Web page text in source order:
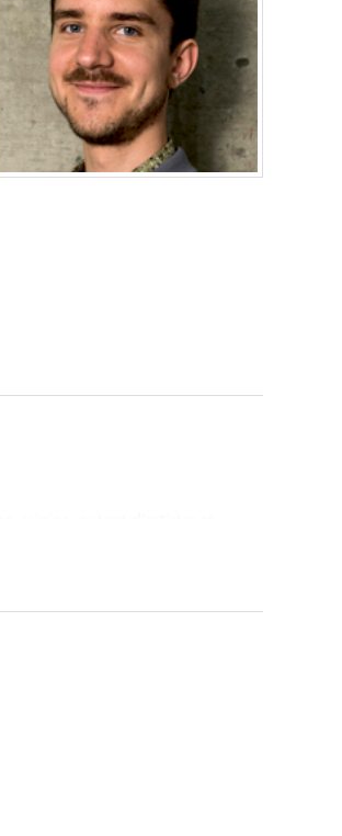
qui veulent renouveler leur
à certaines activités, les
agit sur la